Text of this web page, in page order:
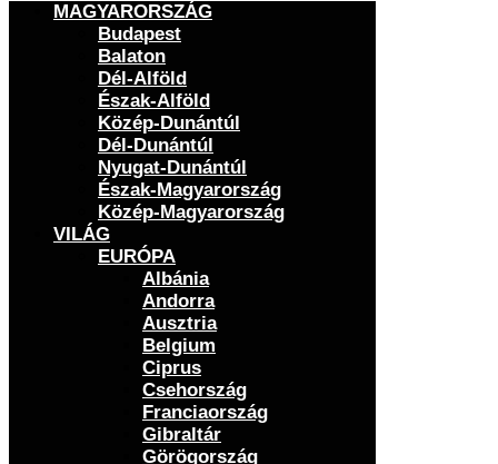
MAGYARORSZÁG
Budapest
Balaton
Dél-Alföld
Észak-Alföld
Közép-Dunántúl
Dél-Dunántúl
Nyugat-Dunántúl
Észak-Magyarország
Közép-Magyarország
VILÁG
EURÓPA
Albánia
Andorra
Ausztria
Belgium
Ciprus
Csehország
Franciaország
Gibraltár
Görögország